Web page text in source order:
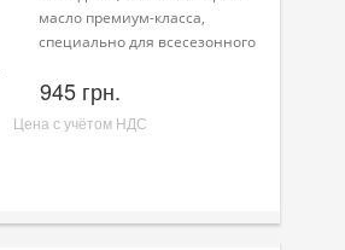
масло премиум-класса,
специально для всесезонного
945 грн.
Цена с учётом НДС